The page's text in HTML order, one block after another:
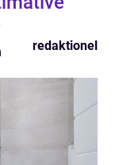
redaktionel